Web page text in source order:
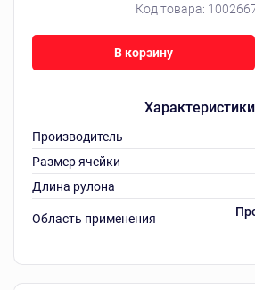
Код товара:
Характеристики
Производитель
Размер ячейки
Длина рулона
Область применения
В корзину